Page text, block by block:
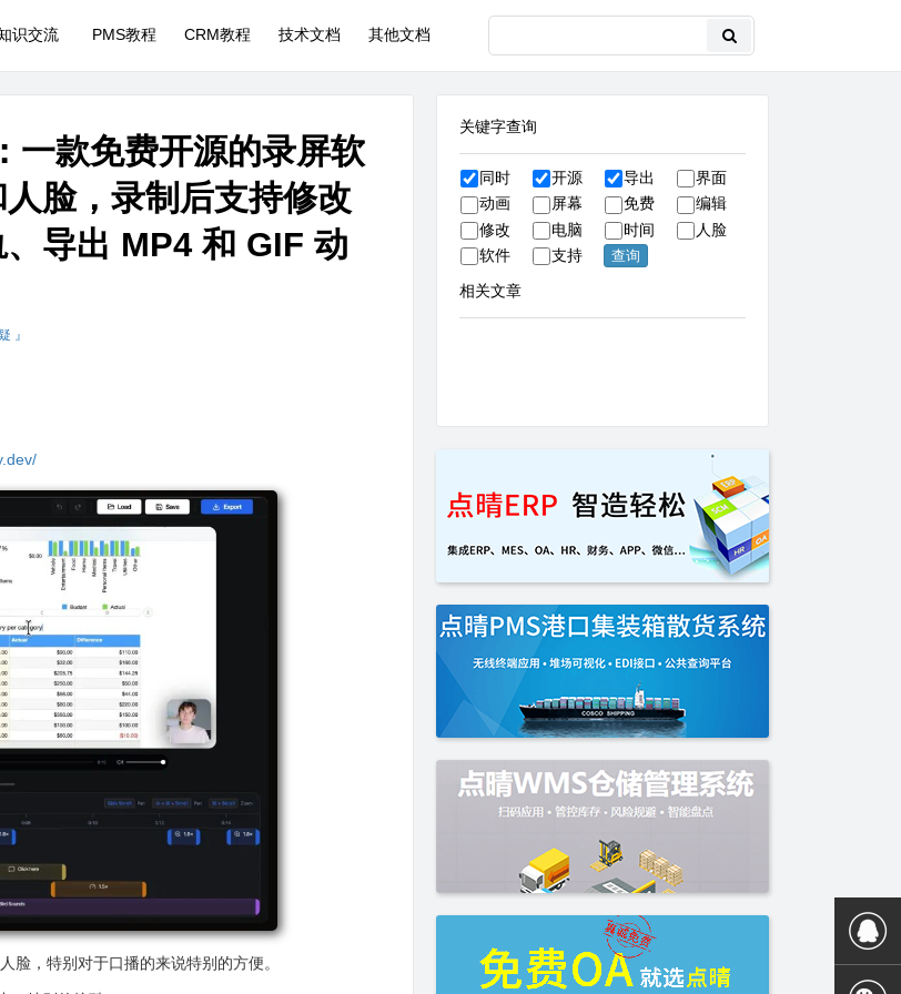
识交流 PMS教程 CRM教程 技术文档 其他文档
一款免费开源的录屏软
脸，录制后支持修改
导出 MP4 和 GIF 动
』
脸，特别对于口播的来说特别的方便。
关键字查询
同时 开源 导出
界面
动画
屏幕 免费
编辑
修改
电脑 时间
人脸
软件
支持
相关文章